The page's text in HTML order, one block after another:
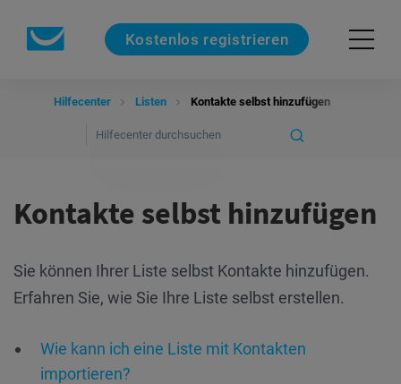
Kostenlos registrieren
Hilfecenter Listen Kontakte selbst hinzufügen
Kontakte selbst hinzufügen
Sie können Ihrer Liste selbst Kontakte hinzufügen.
Erfahren Sie, wie Sie Ihre Liste selbst erstellen.
Wie kann ich eine Liste mit Kontakten
importieren?